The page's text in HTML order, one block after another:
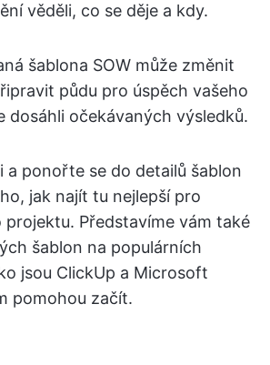
věděli, co se děje a kdy.
šablona SOW může změnit
půdu pro úspěch vašeho
dosáhli očekávaných výsledků.
a ponořte se do detailů šablon
jak najít tu nejlepší pro
Představíme vám také
šablon na populárních
jsou ClickUp a Microsoft
pomohou začít.